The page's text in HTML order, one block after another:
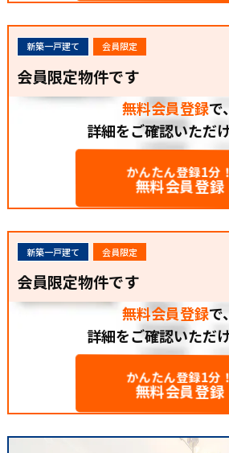
新築一戸建て 会員限定
会員限定物件です
無料会員登録で、
詳細をご確認いただけ
かんたん登録1分！
無料会員登録
新築一戸建て 会員限定
会員限定物件です
無料会員登録で
詳細をご確認いただけ
かんたん登録1分！
無料会員登録